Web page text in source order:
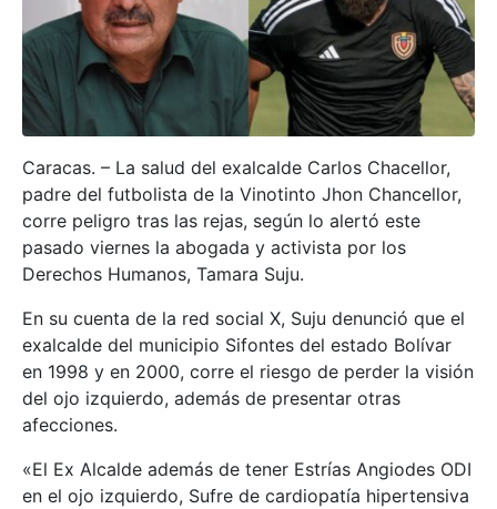
Caracas. – La salud del exalcalde Carlos Chacellor,
padre del futbolista de la Vinotinto Jhon Chancellor,
corre peligro tras las rejas, según lo alertó este
pasado viernes la abogada y activista por los
Derechos Humanos, Tamara Suju.
En su cuenta de la red social X, Suju denunció que el
exalcalde del municipio Sifontes del estado Bolívar
en 1998 y en 2000, corre el riesgo de perder la visión
del ojo izquierdo, además de presentar otras
afecciones.
«El Ex Alcalde además de tener Estrías Angiodes ODI
en el ojo izquierdo, Sufre de cardiopatía hipertensiva